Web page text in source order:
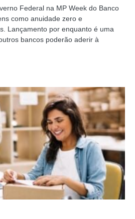
Federal na MP Week do Banco
como anuidade zero e
Lançamento por enquanto é uma
bancos poderão aderir à